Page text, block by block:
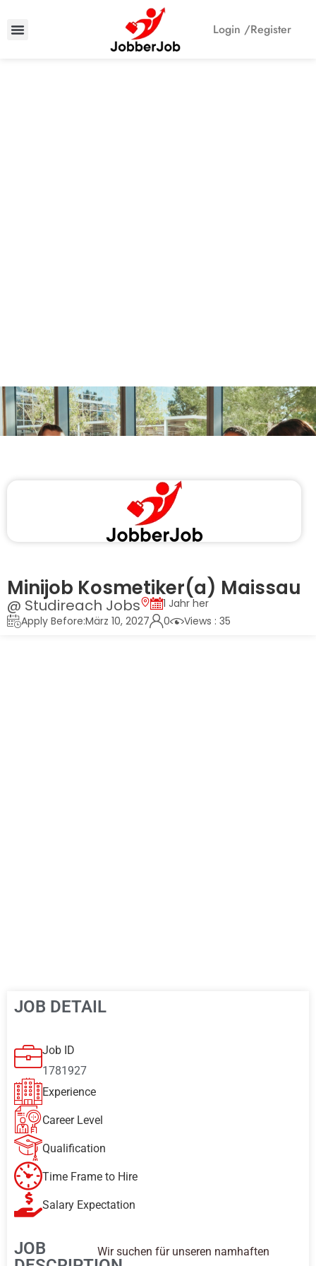
Login /Register
Minijob Kosmetiker(a) Maissau
@ Studireach Jobs
1 Jahr her
Apply Before:März 10, 2027
0 Views : 35
JOB DETAIL
Job ID
1781927
Experience
Career Level
Qualification
Time Frame to Hire
Salary Expectation
JOB
Wir suchen für unseren namhaften